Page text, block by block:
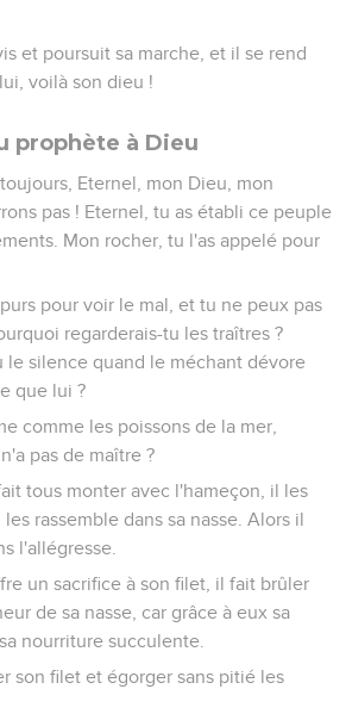
et poursuit sa marche, et il se rend
voilà son dieu !
prophète à Dieu
Eternel, mon Dieu, mon
pas ! Eternel, tu as établi ce peuple
Mon rocher, tu l'as appelé pour
pour voir le mal, et tu ne peux pas
regarderais-tu les traîtres ?
le silence quand le méchant dévore
que lui ?
comme les poissons de la mer,
pas de maître ?
tous monter avec l'hameçon, il les
rassemble dans sa nasse. Alors il
l'allégresse.
un sacrifice à son filet, il fait brûler
de sa nasse, car grâce à eux sa
nourriture succulente.
son filet et égorger sans pitié les